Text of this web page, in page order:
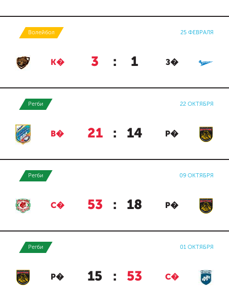
Волейбол 25 ФЕВРАЛЯ
К� 3 : 1 З�
Регби 22 ОКТЯБРЯ
В� 21 : 14 Р�
Регби 09 ОКТЯБРЯ
С� 53 : 18 Р�
Регби 01 ОКТЯБРЯ
Р� 15 : 53 С�